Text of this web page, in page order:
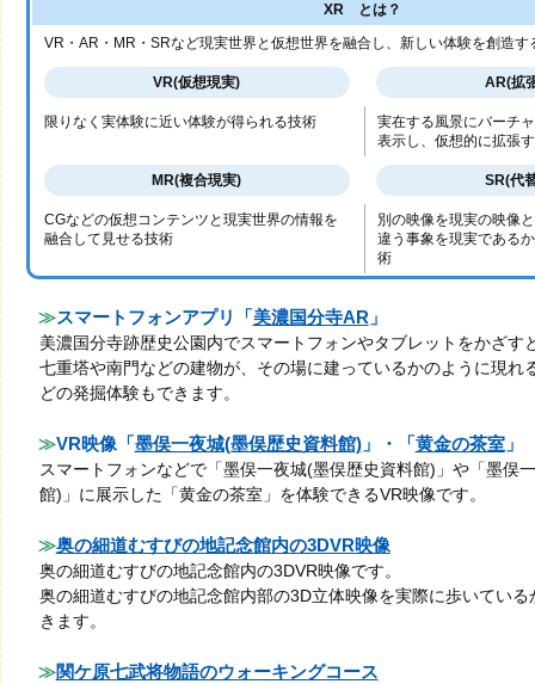
XR とは？
VR・AR・MR・SRなど現実世界と仮想世界を融合し、新しい体験を創造す
VR(仮想現実) AR(拡
限りなく実体験に近い体験が得られる技術
実在する風景にバーチ
表示し、仮想的に拡張
MR(複合現実) SR(代
CGなどの仮想コンテンツと現実世界の情報を
融合して見せる技術
別の映像を現実の映像
違う事象を現実である
術
スマートフォンアプリ「 美濃国分寺AR」
美濃国分寺跡歴史公園内でスマートフォンやタブレットをかざす
七重塔や南門などの建物が、その場に建っているかのように現れ
どの発掘体験もできます。
VR映像「墨俣一夜城(墨俣歴史資料館)」・「黄金の茶室」
スマートフォンなどで「墨俣一夜城(墨俣歴史資料館)」や「墨俣
館)」に展示した「黄金の茶室」を体験できるVR映像です。
奥の細道むすびの地記念館内の3DVR映像
奥の細道むすびの地記念館内の3DVR映像です。
奥の細道むすびの地記念館内部の3D立体映像を実際に歩いてい
きます。
関ケ原七武将物語のウォーキングコース